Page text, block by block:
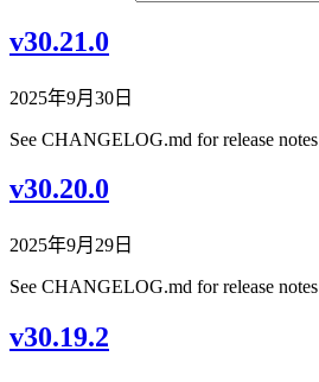
v30.21.0
2025年9月30日
See CHANGELOG.md for release notes
v30.20.0
2025年9月29日
See CHANGELOG.md for release notes
v30.19.2